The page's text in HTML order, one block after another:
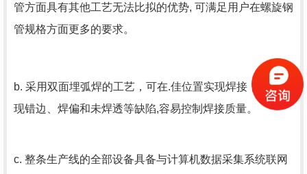
管方面具有其他工艺无法比拟的优势, 可满足用户在螺旋钢
管规格方面更多的要求。
b. 采用双面埋弧焊的工艺，可在.佳位置实现焊接，不易出
现错边、焊偏和未焊透等缺陷,容易控制焊接质量。
c. 整条生产线的全部设备具备与计算机数据采集系统联网